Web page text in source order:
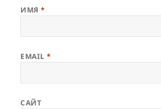
ИМЯ*
EMAIL*
САЙТ